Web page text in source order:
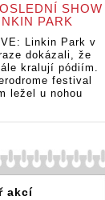
Démoni
Cobaina.
se vzali? A
by jako
SHOW
PARK
Linkin Park v
dokázali, že
kralují pódiím.
festival
ležel u nohou
akcí